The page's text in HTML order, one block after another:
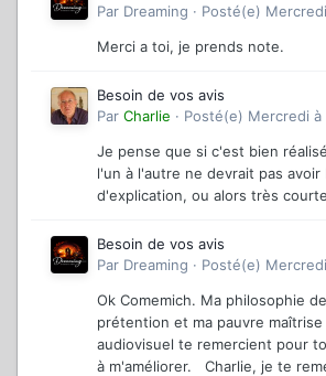
Par Dreaming · Posté(e)
Merci a toi, je prends note.
Besoin de vos avis
Par Charlie · Posté(e) Mercredi à
Je pense que si c'est bien
l'un à l'autre ne devrait pas avoir
d'explication, ou alors très
Besoin de vos avis
Par Dreaming · Posté(e)
Ok Comemich. Ma philosophie
prétention et ma pauvre maîtrise
audiovisuel te remercient pour
à m'améliorer. Charlie, je te